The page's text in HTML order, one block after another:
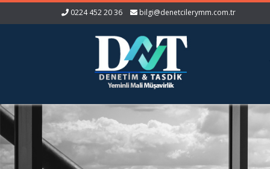
0224 452 20 36 bilgi@denetcilerymm.com.tr